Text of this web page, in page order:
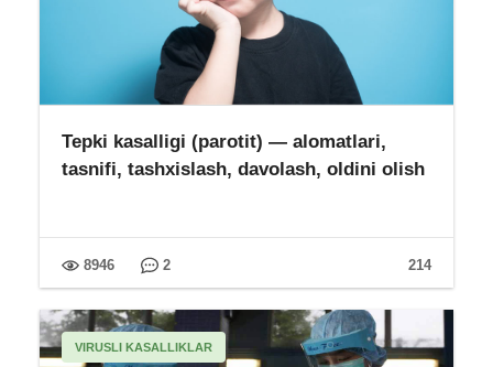
Tepki kasalligi (parotit) — alomatlari,
tasnifi, tashxislash, davolash, oldini olish
214
8946 2
VIRUSLI KASALLIKLAR